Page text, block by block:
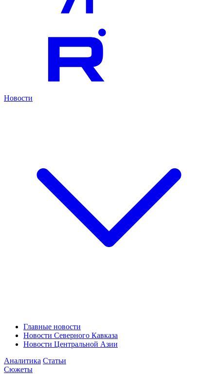
Новости
Главные новости
Новости Северного Кавказа
Новости Центральной Азии
Аналитика Статьи
Сюжеты